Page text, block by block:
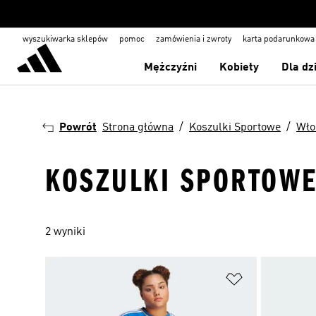
wyszukiwarka sklepów pomoc zamówienia i zwroty karta podarunkowa
Mężczyźni Kobiety Dla
Powrót Strona główna Koszulki Sportowe
KOSZULKI
2 wyniki